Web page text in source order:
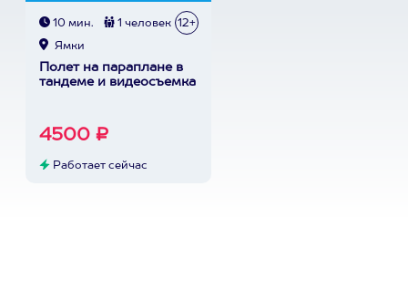
10 мин. 1 человек 12+
Ямки
Полет на параплане в
тандеме и видеосъемка
4500 ₽
Работает сейчас